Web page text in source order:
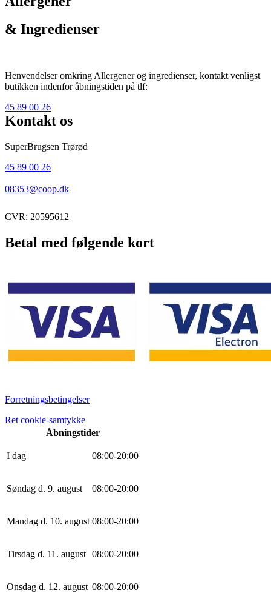
& Ingredienser
Henvendelser omkring Allergener og ingredienser, kontakt venligst
butikken indenfor åbningstiden på tlf:
45 89 00 26
Kontakt os
SuperBrugsen Trørød
45 89 00 26
08353@coop.dk
CVR: 20595612
Betal med følgende kort
Forretningsbetingelser
Ret cookie-samtykke
Åbningstider
I dag 08:00-20:00
Søndag d. 9. august 08:00-20:00
Mandag d. 10. august 08:00-20:00
Tirsdag d. 11. august 08:00-20:00
Onsdag d. 12. august 08:00-20:00